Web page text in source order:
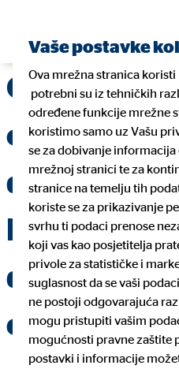
OVB
osigurala
Dječjem
donacijom
eura
Vaše postavke
Ova mrežna stranica
potrebni su iz tehničkih
određene funkcije mrežne
koristimo samo uz Vašu
se za dobivanje
mrežnoj stranici te za
stranice na temelju tih
koriste se za prikazivanje
svrhu ti podaci prenose
koji vas kao posjetitelja
privole za statističke i
suglasnost da se vaši
ne postoji odgovarajuća
mogu pristupiti vašim
mogućnosti pravne zaštite
postavki i informacije